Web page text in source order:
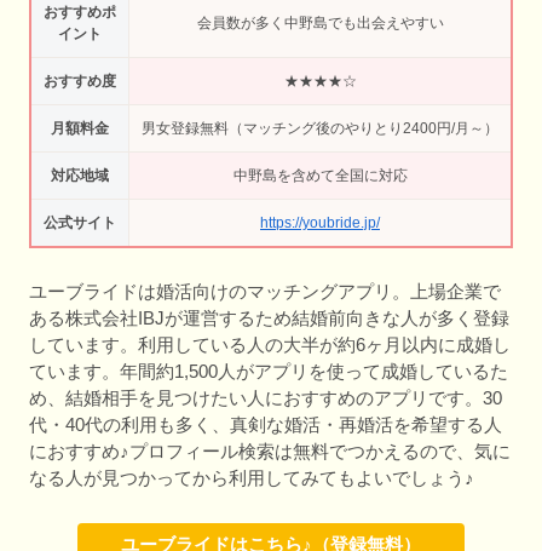
おすすめポ
イント
会員数が多く中野島でも出会えやすい
おすすめ度 ★★★★☆
月額料金 男女登録無料（マッチング後のやりとり2400円/月～）
対応地域 中野島を含めて全国に対応
公式サイト https://youbride.jp/
ユーブライドは婚活向けのマッチングアプリ。上場企業で
ある株式会社IBJが運営するため結婚前向きな人が多く登録
しています。利用している人の大半が約6ヶ月以内に成婚し
ています。年間約1,500人がアプリを使って成婚しているた
め、結婚相手を見つけたい人におすすめのアプリです。30
代・40代の利用も多く、真剣な婚活・再婚活を希望する人
におすすめ♪プロフィール検索は無料でつかえるので、気に
なる人が見つかってから利用してみてもよいでしょう♪
ユーブライドはこちら♪（登録無料）